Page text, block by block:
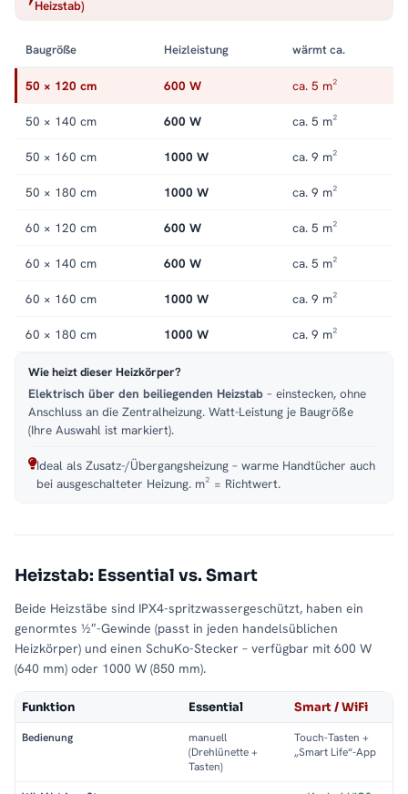
elektrisch.
Heizstab)
Baugröße Heizleistung wärmt ca.
50 × 120 cm 600 W ca. 5 m²
50 × 140 cm 600 W ca. 5 m²
50 × 160 cm 1000 W ca. 9 m²
50 × 180 cm 1000 W ca. 9 m²
60 × 120 cm 600 W ca. 5 m²
60 × 140 cm 600 W ca. 5 m²
60 × 160 cm 1000 W ca. 9 m²
60 × 180 cm 1000 W ca. 9 m²
Wie heizt dieser Heizkörper?
Elektrisch über den beiliegenden Heizstab – einstecken, ohne
Anschluss an die Zentralheizung. Watt-Leistung je Baugröße
(Ihre Auswahl ist markiert).
Ideal als Zusatz-/Übergangsheizung – warme Handtücher auch
bei ausgeschalteter Heizung. m² = Richtwert.
Heizstab: Essential vs. Smart
Beide Heizstäbe sind IPX4-spritzwassergeschützt, haben ein
genormtes ½″-Gewinde (passt in jeden handelsüblichen
Heizkörper) und einen SchuKo-Stecker – verfügbar mit 600 W
(640 mm) oder 1000 W (850 mm).
Funktion Essential Smart / WiFi
Bedienung
manuell
(Drehlünette +
Tasten)
Touch-Tasten +
„Smart Life“-App